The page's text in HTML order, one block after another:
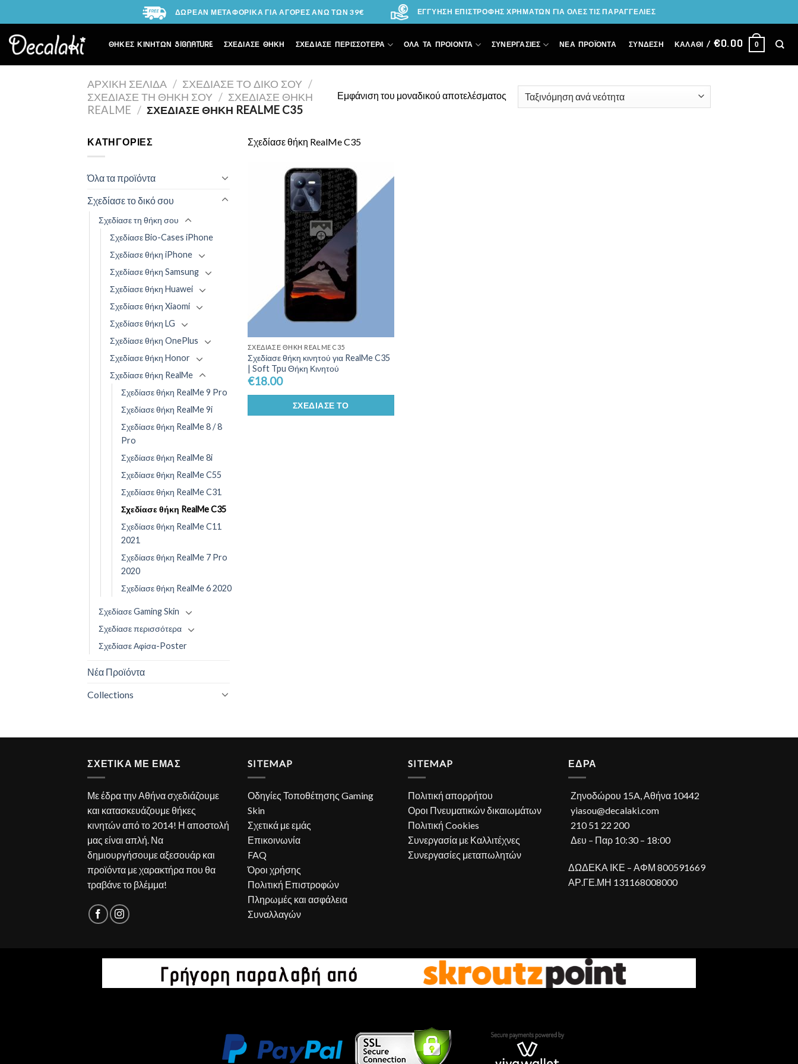
to
content
ΔΩΡΕΑΝ ΜΕΤΑΦΟΡΙΚΑ ΓΙΑ ΑΓΟΡΕΣ ΑΝΩ ΤΩΝ 39€ ΕΓΓΥΗΣΗ ΕΠΙΣΤΡΟΦΗΣ ΧΡΗΜΑΤΩΝ ΓΙΑ ΟΛΕΣ ΤΙΣ ΠΑΡΑΓΓΕΛΙΕΣ
ΘΗΚΕΣ ΚΙΝΗΤΩΝ SIGNATURE ΣΧΕΔΙΑΣΕ ΘΗΚΗ ΣΧΕΔΙΑΣΕ ΠΕΡΙΣΣΟΤΕΡΑ ΟΛΑ ΤΑ ΠΡΟΙΟΝΤΑ ΣΥΝΕΡΓΑΣΙΕΣ ΝΕΑ ΠΡΟΪΟΝΤΑ ΣΎΝΔΕΣΗ ΚΑΛΆΘΙ / €0.00 0
ΑΡΧΙΚΉ ΣΕΛΊΔΑ / ΣΧΕΔΊΑΣΕ ΤΟ ΔΙΚΌ ΣΟΥ /
ΣΧΕΔΊΑΣΕ ΤΗ ΘΉΚΗ ΣΟΥ / ΣΧΕΔΊΑΣΕ ΘΉΚΗ
REALME / ΣΧΕΔΊΑΣΕ ΘΉΚΗ REALME C35
Εμφάνιση του μοναδικού αποτελέσματος
ΚΑΤΗΓΟΡΊΕΣ
Όλα τα προϊόντα
Σχεδίασε το δικό σου
Σχεδίασε τη θήκη σου
Σχεδίασε Bio-Cases iPhone
Σχεδίασε θήκη iPhone
Σχεδίασε θήκη Samsung
Σχεδίασε θήκη Huawei
Σχεδίασε θήκη Xiaomi
Σχεδίασε θήκη LG
Σχεδίασε θήκη OnePlus
Σχεδίασε θήκη Honor
Σχεδίασε θήκη RealMe
Σχεδίασε θήκη RealMe 9 Pro
Σχεδίασε θήκη RealMe 9i
Σχεδίασε θήκη RealMe 8 / 8
Pro
Σχεδίασε θήκη RealMe 8i
Σχεδίασε θήκη RealMe C55
Σχεδίασε θήκη RealMe C31
Σχεδίασε θήκη RealMe C35
Σχεδίασε θήκη RealMe C11
2021
Σχεδίασε θήκη RealMe 7 Pro
2020
Σχεδίασε θήκη RealMe 6 2020
Σχεδίασε Gaming Skin
Σχεδίασε περισσότερα
Σχεδίασε Αφίσα-Poster
Νέα Προϊόντα
Collections
Σχεδίασε θήκη RealMe C35
Add to
Wishlist
ΣΧΕΔΊΑΣΕ ΘΉΚΗ REALME C35
Σχεδίασε θήκη κινητού για RealMe C35
| Soft Tpu Θήκη Κινητού
€18.00
ΣΧΕΔΊΑΣΕ ΤΟ
ΣΧΕΤΙΚΑ ΜΕ ΕΜΑΣ
Με έδρα την Αθήνα σχεδιάζουμε
και κατασκευάζουμε θήκες
κινητών από το 2014! Η αποστολή
μας είναι απλή. Να
δημιουργήσουμε αξεσουάρ και
προϊόντα με χαρακτήρα που θα
τραβάνε το βλέμμα!
SITEMAP
Οδηγίες Τοποθέτησης Gaming
Skin
Σχετικά με εμάς
Επικοινωνία
FAQ
Όροι χρήσης
Πολιτική Επιστροφών
Πληρωμές και ασφάλεια
Συναλλαγών
SITEMAP
Πολιτική απορρήτου
Οροι Πνευματικών δικαιωμάτων
Πολιτική Cookies
Συνεργασία με Καλλιτέχνες
Συνεργασίες μεταπωλητών
ΕΔΡΑ
Ζηνοδώρου 15A, Αθήνα 10442
yiasou@decalaki.com
210 51 22 200
Δευ – Παρ 10:30 – 18:00
ΔΩΔΕΚΑ ΙΚΕ – ΑΦΜ 800591669
ΑΡ.ΓΕ.ΜΗ 131168008000